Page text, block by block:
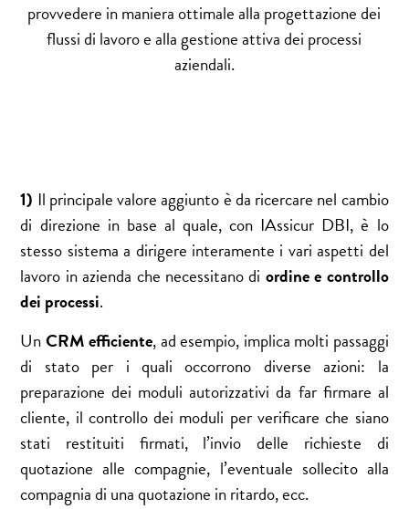
provvedere in maniera ottimale alla progettazione dei
flussi di lavoro e alla gestione attiva dei processi
aziendali.
1) Il principale valore aggiunto è da ricercare nel cambio
di direzione in base al quale, con IAssicur DBI, è lo
stesso sistema a dirigere interamente i vari aspetti del
lavoro in azienda che necessitano di ordine e controllo
dei processi.
UnCRM efficiente, ad esempio, implica molti passaggi
di stato per i quali occorrono diverse azioni: la
preparazione dei moduli autorizzativi da far firmare al
cliente, il controllo dei moduli per verificare che siano
stati restituiti firmati, l’invio delle richieste di
quotazione alle compagnie, l’eventuale sollecito alla
compagnia di una quotazione in ritardo, ecc.